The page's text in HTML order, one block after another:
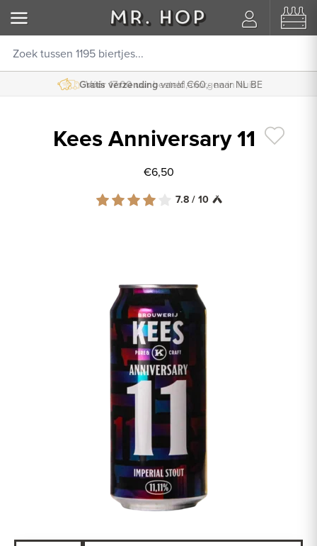
Vóór 17:00 uur besteld, morgen in huis
Gratis verzending vanaf €60,- naar NL BE
Kees Anniversary 11
€6,50
7.8 / 10